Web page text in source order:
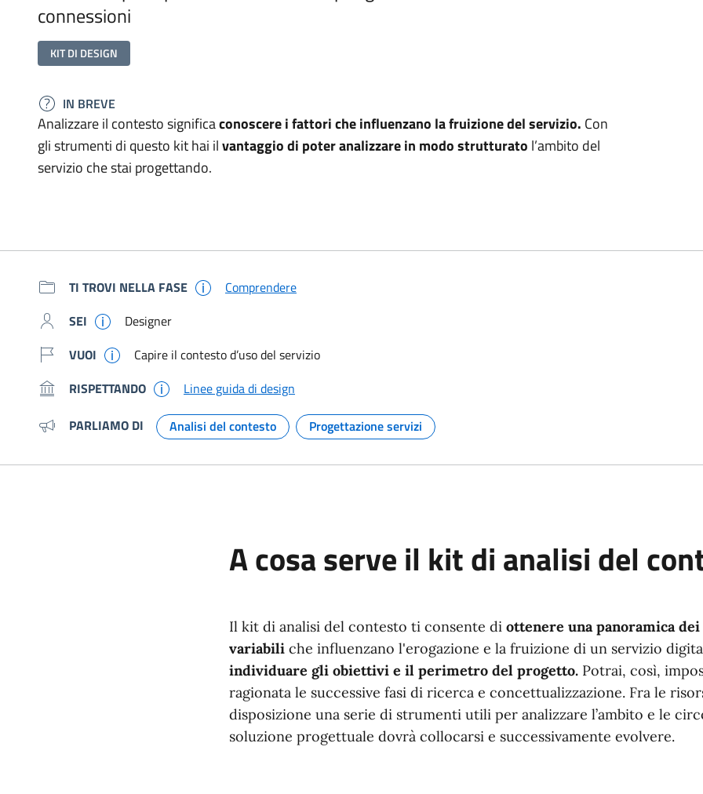
connessioni
KIT DI DESIGN
IN BREVE
Analizzare il contesto significaconoscere i fattori che influenzano la fruizione del servizio. Con
gli strumenti di questo kit hai ilvantaggio di poter analizzare in modo strutturato l’ambito del
servizio che stai progettando.
Metadati e link per approfondire
TI TROVI NELLA FASE
Comprendere
SEI
Designer
VUOI
Capire il contesto d’uso del servizio
RISPETTANDO
Linee guida di design
PARLIAMO DI
Argomento:
Analisi del contesto
Argomento:
Progettazione servizi
A cosa serve il kit di analisi del
Il kit di analisi del contesto ti consente di ottenere una panoramica
variabili che influenzano l'erogazione e la fruizione di un servizio
individuare gli obiettivi e il perimetro del progetto. Potrai, così,
ragionata le successive fasi di ricerca e concettualizzazione. Fra le
disposizione una serie di strumenti utili per analizzare l’ambito e le
soluzione progettuale dovrà collocarsi e successivamente evolvere.